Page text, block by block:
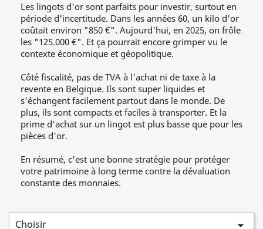
Les lingots d'or sont parfaits pour investir, surtout en
période d'incertitude. Dans les années 60, un kilo d'or
coûtait environ "850 €". Aujourd'hui, en 2025, on frôle
les "125.000 €". Et ça pourrait encore grimper vu le
contexte économique et géopolitique.
Côté fiscalité, pas de TVA à l'achat ni de taxe à la
revente en Belgique. Ils sont super liquides et
s'échangent facilement partout dans le monde. De
plus, ils sont compacts et faciles à transporter. Et la
prime d’achat sur un lingot est plus basse que pour les
pièces d'or.
En résumé, c'est une bonne stratégie pour protéger
votre patrimoine à long terme contre la dévaluation
constante des monnaies.
Choisir 